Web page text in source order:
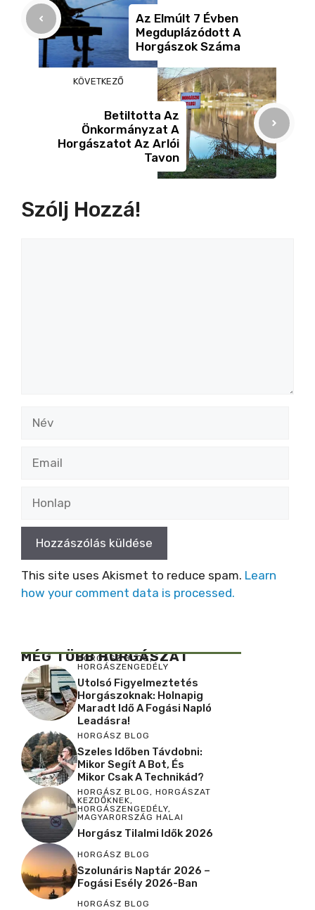
o
k
er
Az Elmúlt 7 Évben
Megduplázódott A
Horgászok Száma
KÖVETKEZŐ
Betiltotta Az
Önkormányzat A
Horgászatot Az Arlói
Tavon
Szólj Hozzá!
This site uses Akismet to reduce spam. Learn
how your comment data is processed.
MÉG TÖBB HORGÁSZAT
HORGÁSZ BLOG,
HORGÁSZENGEDÉLY
Utolsó Figyelmeztetés
Horgászoknak: Holnapig
Maradt Idő A Fogási Napló
Leadásra!
HORGÁSZ BLOG
Szeles Időben Távdobni:
Mikor Segít A Bot, És
Mikor Csak A Technikád?
HORGÁSZ BLOG, HORGÁSZAT
KEZDŐKNEK,
HORGÁSZENGEDÉLY,
MAGYARORSZÁG HALAI
Horgász Tilalmi Idők 2026
HORGÁSZ BLOG
Szolunáris Naptár 2026 –
Fogási Esély 2026-Ban
HORGÁSZ BLOG